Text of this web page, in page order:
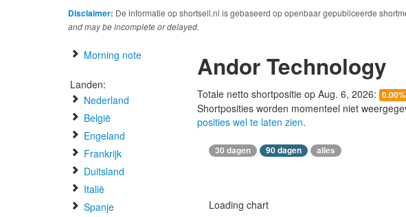
Disclaimer: De informatie op shortsell.nl is gebaseerd op openbaar gepubliceerde
and may be incomplete or delayed.
Morning note
Landen:
Nederland
België
Engeland
Frankrijk
Duitsland
Italië
Spanje
Andor Technology
Totale netto shortpositie op Aug. 6, 2026: 0.00%
Shortposities worden momenteel niet
posities wel te laten zien.
30 dagen 90 dagen alles
Loading chart